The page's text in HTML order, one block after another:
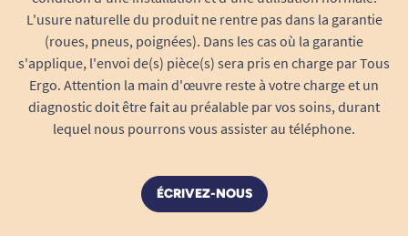
L'usure naturelle du produit ne rentre pas dans la garantie
(roues, pneus, poignées). Dans les cas où la garantie
s'applique, l'envoi de(s) pièce(s) sera pris en charge par Tous
Ergo. Attention la main d'œuvre reste à votre charge et un
diagnostic doit être fait au préalable par vos soins, durant
lequel nous pourrons vous assister au téléphone.
ÉCRIVEZ-NOUS